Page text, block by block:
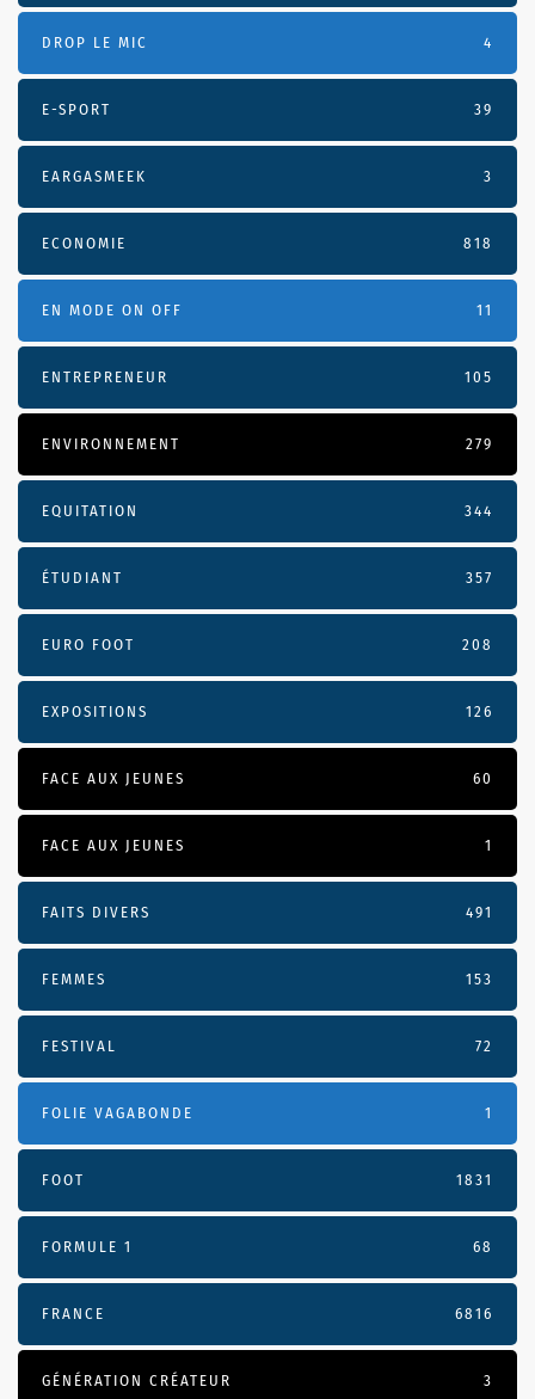
DROP LE MIC 4
E-SPORT 39
EARGASMEEK 3
ECONOMIE 818
EN MODE ON OFF 11
ENTREPRENEUR 105
ENVIRONNEMENT 279
EQUITATION 344
ÉTUDIANT 357
EURO FOOT 208
EXPOSITIONS 126
FACE AUX JEUNES 60
FACE AUX JEUNES 1
FAITS DIVERS 491
FEMMES 153
FESTIVAL 72
FOLIE VAGABONDE 1
FOOT 1831
FORMULE 1 68
FRANCE 6816
GÉNÉRATION CRÉATEUR 3